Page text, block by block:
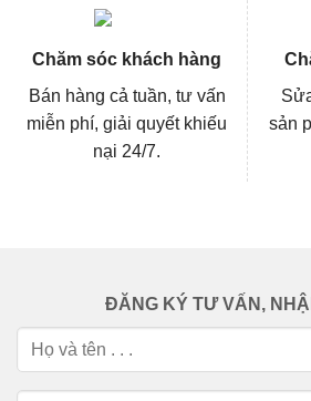
Chăm sóc khách hàng
Bán hàng cả tuần, tư vấn
miễn phí, giải quyết khiếu
nại 24/7.
sản
ĐĂNG KÝ TƯ VẤN,